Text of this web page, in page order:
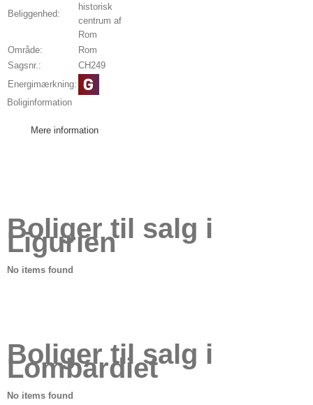
Beliggenhed:
historisk
centrum af
Rom
Område:
Rom
Sagsnr.:
CH249
Energimærkning:
Boliginformation
Mere information
Boliger til salg i
Ligurien
No items found
Boliger til salg i
Lombardiet
No items found